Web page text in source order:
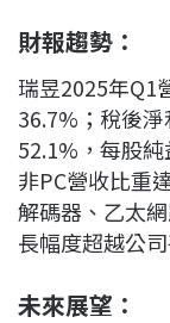
財報趨勢：
瑞昱2025年Q1
36.7%；稅後
52.1%，每股
非PC營收比重
解碼器、乙太
長幅度超越公
未來展望：